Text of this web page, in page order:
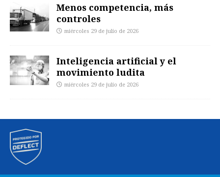
Menos competencia, más
controles
miércoles 29 de julio de 2026
Inteligencia artificial y el
movimiento ludita
miércoles 29 de julio de 2026